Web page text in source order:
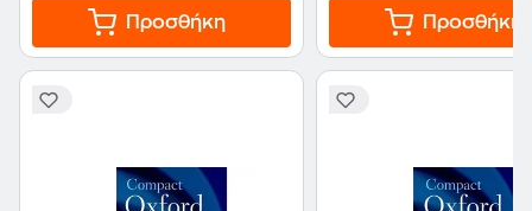
Προσθήκη Προσθήκη